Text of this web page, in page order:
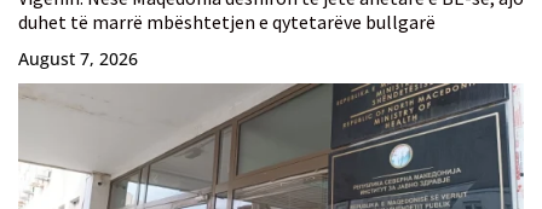
duhet të marrë mbështetjen e qytetarëve bullgarë
August 7, 2026